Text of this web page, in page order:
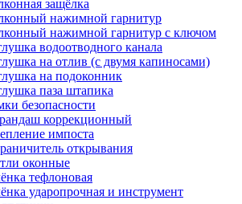
защёлка
нажимной гарнитур
нажимной гарнитур с ключом
водоотводного канала
на отлив (с двумя капиносами)
на подоконник
паза штапика
безопасности
коррекционный
импоста
открывания
оконные
тефлоновая
ударопрочная и инструмент